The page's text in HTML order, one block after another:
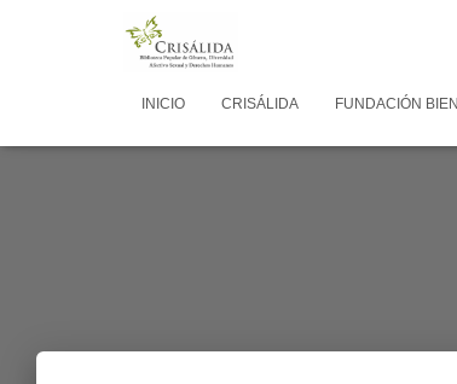
INICIO CRISÁLIDA FUNDACIÓN